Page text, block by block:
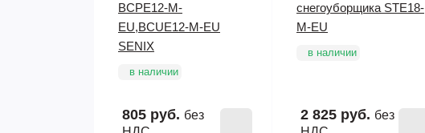
BCPE12-M-
EU,BCUE12-M-EU
SENIX
в наличии
805 руб. без
снегоуборщика STE18-
M-EU
в наличии
2 825 руб. без